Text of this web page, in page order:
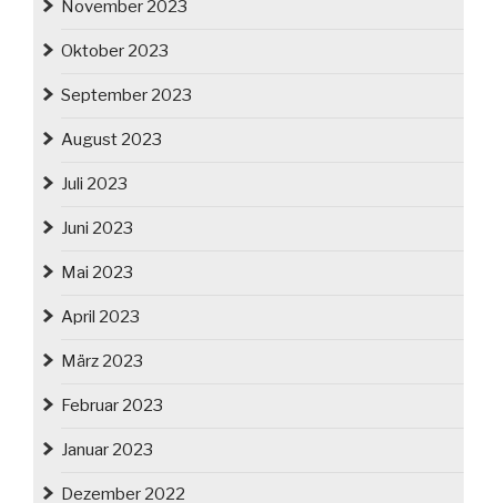
November 2023
Oktober 2023
September 2023
August 2023
Juli 2023
Juni 2023
Mai 2023
April 2023
März 2023
Februar 2023
Januar 2023
Dezember 2022